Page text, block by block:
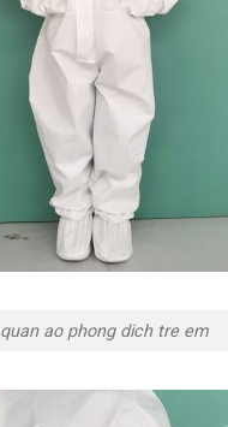
quan ao phong dich tre em